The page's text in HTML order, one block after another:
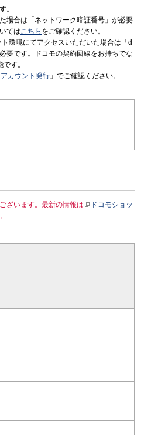
。
場合は「ネットワーク暗証番号」が必要
てはこちら をご確認ください。
環境にてアクセスいただいた場合は「d
要です。ドコモの契約回線をお持ちでな
す。
カウント発行 」でご確認ください。
ざいます。最新の情報は
ドコモショッ